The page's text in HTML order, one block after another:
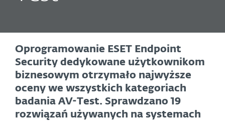
Oprogramowanie ESET Endpoint
Security dedykowane użytkownikom
biznesowym otrzymało najwyższe
oceny we wszystkich kategoriach
badania AV-Test. Sprawdzano 19
rozwiązań używanych na systemach